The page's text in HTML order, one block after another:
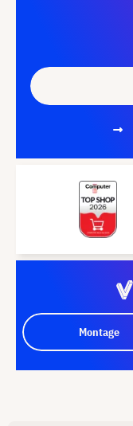
Montage